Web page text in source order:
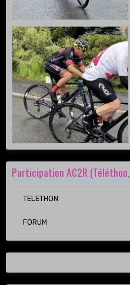
Participation AC2R
TELETHON
FORUM